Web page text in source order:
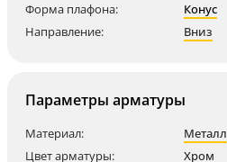
Форма плафона:
Конус
Направление:
Вниз
Параметры арматуры
Материал:
Металл
Цвет арматуры:
Хром